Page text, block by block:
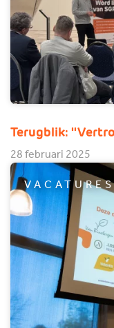
Terugblik:
28 februari 2025
VACATURES